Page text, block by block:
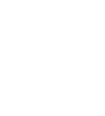
dalam
jabatan kerajaan